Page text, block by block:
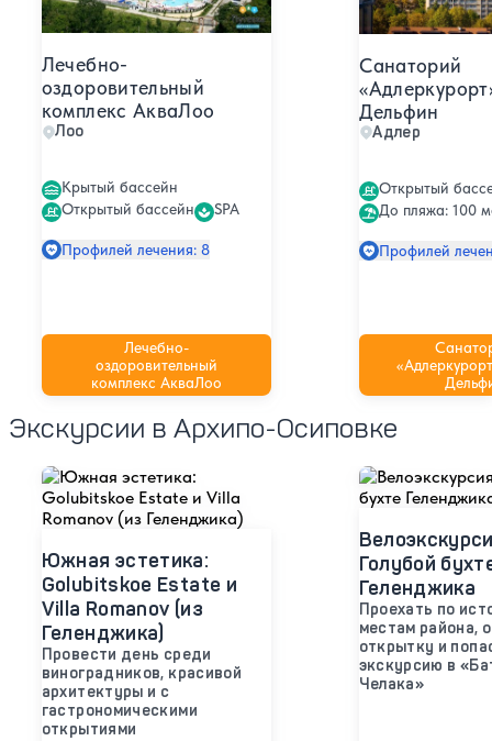
Лечебно-
оздоровительный
комплекс АкваЛоо
Лоо
Крытый бассейн
Открытый бассейн
SPA
Профилей лечения: 8
Лечебно-
оздоровительный
комплекс АкваЛоо
Санаторий
Дельфин
Адлер
Открытый
До пляжа: 100
Профилей
Экскурсии в Архипо-Осиповке
Южная эстетика:
Golubitskoe Estate и
Villa Romanov (из
Геленджика)
Провести день среди
виноградников, красивой
архитектуры и c
гастрономическими
открытиями
Голубой
Геленджика
Проехать по
местам района,
открытку и
экскурсию в
Челака»